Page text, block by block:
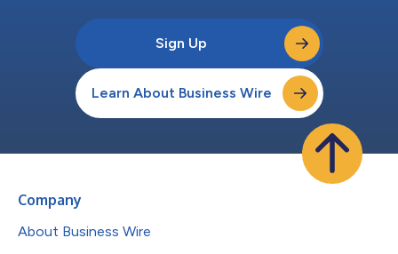
Sign Up
Learn About Business Wire
Company
About Business Wire